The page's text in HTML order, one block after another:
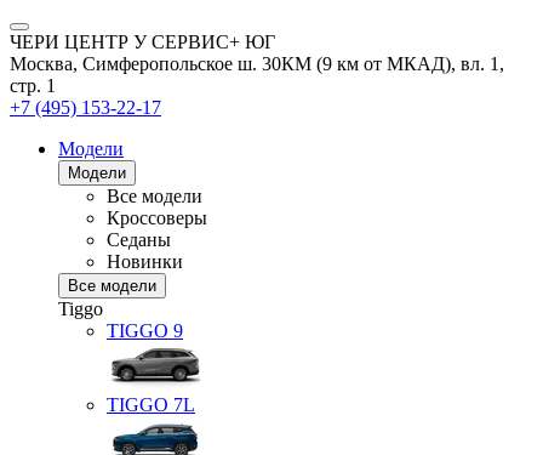
ЧЕРИ ЦЕНТР У СЕРВИС+ ЮГ
Москва, Симферопольское ш. 30КМ (9 км от МКАД), вл. 1,
стр. 1
+7 (495) 153-22-17
Модели
Модели
Все модели
Кроссоверы
Седаны
Новинки
Все модели
Tiggo
TIGGO 9
TIGGO 7L